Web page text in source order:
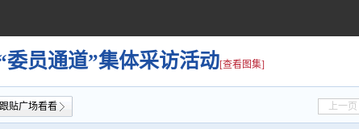
委员通道”集体采访活动[查看图集]
贴广场看看 上一页